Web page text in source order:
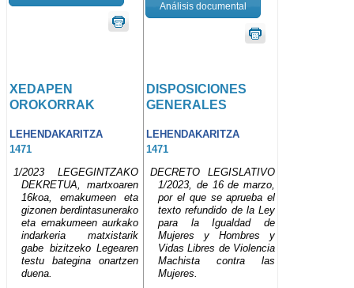
Análisis documental
XEDAPEN
OROKORRAK
DISPOSICIONES
GENERALES
LEHENDAKARITZA
LEHENDAKARITZA
1471
1471
1/2023 LEGEGINTZAKO
DEKRETUA, martxoaren
16koa, emakumeen eta
gizonen berdintasunerako
eta emakumeen aurkako
indarkeria matxistarik
gabe bizitzeko Legearen
testu bategina onartzen
duena.
DECRETO LEGISLATIVO
1/2023, de 16 de marzo,
por el que se aprueba el
texto refundido de la Ley
para la Igualdad de
Mujeres y Hombres y
Vidas Libres de Violencia
Machista contra las
Mujeres.